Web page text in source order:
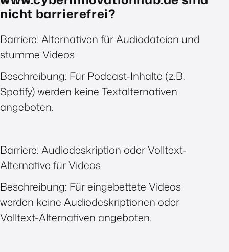
nicht barrierefrei?
Barriere: Alternativen für Audiodateien und
stumme Videos
Beschreibung: Für Podcast-Inhalte (z.B.
Spotify) werden keine Textalternativen
angeboten.
Barriere: Audiodeskription oder Volltext-
Alternative für Videos
Beschreibung: Für eingebettete Videos
werden keine Audiodeskriptionen oder
Volltext-Alternativen angeboten.